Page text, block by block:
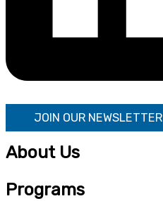
JOIN OUR NEWSLETTER
About Us
Programs